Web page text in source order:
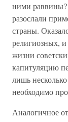
ними
разослали
страны.
религиозных,
жизни
капитуляцию
лишь
необходимо
Аналогичное